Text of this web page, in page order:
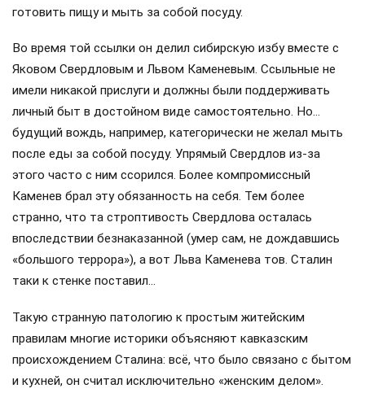
готовить пищу и мыть за собой посуду.
Во время той ссылки он делил сибирскую избу вместе с
Яковом Свердловым и Львом Каменевым. Ссыльные не
имели никакой прислуги и должны были поддерживать
личный быт в достойном виде самостоятельно. Но…
будущий вождь, например, категорически не желал мыть
после еды за собой посуду. Упрямый Свердлов из-за
этого часто с ним ссорился. Более компромиссный
Каменев брал эту обязанность на себя. Тем более
странно, что та строптивость Свердлова осталась
впоследствии безнаказанной (умер сам, не дождавшись
«большого террора»), а вот Льва Каменева тов. Сталин
таки к стенке поставил…
Такую странную патологию к простым житейским
правилам многие историки объясняют кавказским
происхождением Сталина: всё, что было связано с бытом
и кухней, он считал исключительно «женским делом».